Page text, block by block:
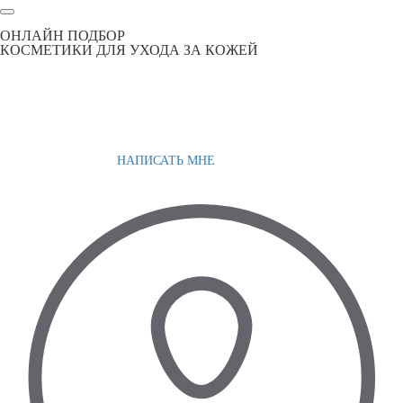
ОНЛАЙН ПОДБОР
КОСМЕТИКИ ДЛЯ УХОДА ЗА КОЖЕЙ
НАПИСАТЬ МНЕ